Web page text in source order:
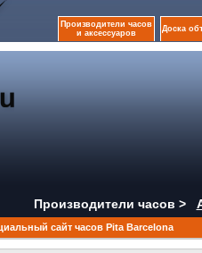
Производители часов
и аксессуаров
Доска
Производители часов >
сайт часов Pita Barcelona